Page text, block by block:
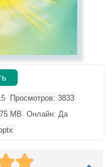
Просмотров: 3833
MB
Онлайн: Да